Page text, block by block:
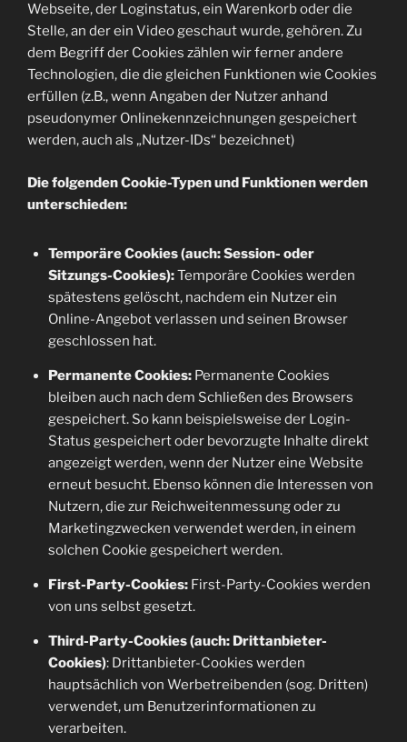
Webseite, der Loginstatus, ein Warenkorb oder die
Stelle, an der ein Video geschaut wurde, gehören. Zu
dem Begriff der Cookies zählen wir ferner andere
Technologien, die die gleichen Funktionen wie Cookies
erfüllen (z.B., wenn Angaben der Nutzer anhand
pseudonymer Onlinekennzeichnungen gespeichert
werden, auch als „Nutzer-IDs“ bezeichnet)
Die folgenden Cookie-Typen und Funktionen werden
unterschieden:
Temporäre Cookies (auch: Session- oder
Sitzungs-Cookies):Temporäre Cookies werden
spätestens gelöscht, nachdem ein Nutzer ein
Online-Angebot verlassen und seinen Browser
geschlossen hat.
Permanente Cookies:Permanente Cookies
bleiben auch nach dem Schließen des Browsers
gespeichert. So kann beispielsweise der Login-
Status gespeichert oder bevorzugte Inhalte direkt
angezeigt werden, wenn der Nutzer eine Website
erneut besucht. Ebenso können die Interessen von
Nutzern, die zur Reichweitenmessung oder zu
Marketingzwecken verwendet werden, in einem
solchen Cookie gespeichert werden.
First-Party-Cookies:First-Party-Cookies werden
von uns selbst gesetzt.
Third-Party-Cookies (auch: Drittanbieter-
Cookies): Drittanbieter-Cookies werden
hauptsächlich von Werbetreibenden (sog. Dritten)
verwendet, um Benutzerinformationen zu
verarbeiten.